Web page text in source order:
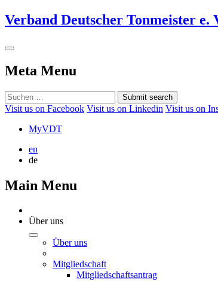
Verband Deutscher Tonmeister e.
Meta Menu
Submit search
Visit us on Facebook Visit us on Linkedin Visit us on
MyVDT
en
de
Main Menu
Über uns
Über uns
Mitgliedschaft
Mitgliedschaftsantrag